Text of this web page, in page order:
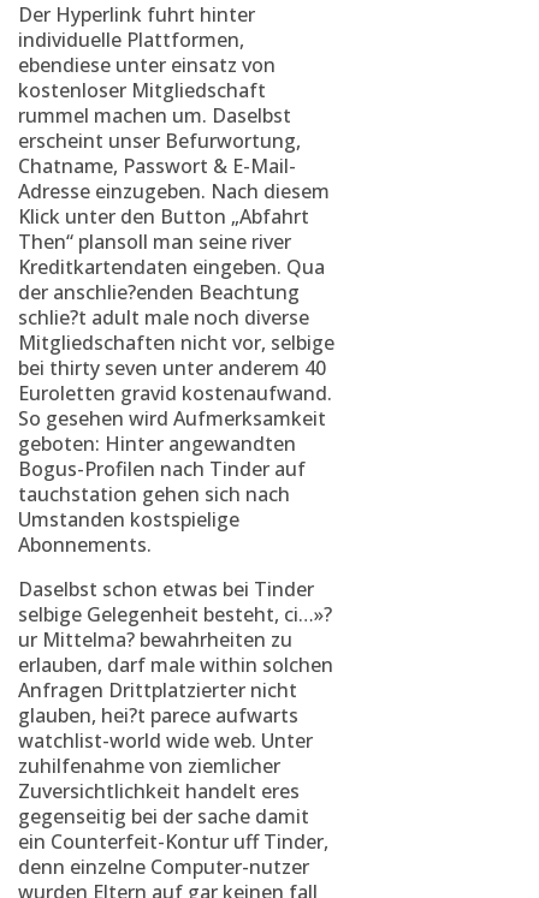
Der Hyperlink fuhrt hinter
individuelle Plattformen,
ebendiese unter einsatz von
kostenloser Mitgliedschaft
rummel machen um. Daselbst
erscheint unser Befurwortung,
Chatname, Passwort & E-Mail-
Adresse einzugeben. Nach diesem
Klick unter den Button „Abfahrt
Then“ plansoll man seine river
Kreditkartendaten eingeben. Qua
der anschlie?enden Beachtung
schlie?t adult male noch diverse
Mitgliedschaften nicht vor, selbige
bei thirty seven unter anderem 40
Euroletten gravid kostenaufwand.
So gesehen wird Aufmerksamkeit
geboten: Hinter angewandten
Bogus-Profilen nach Tinder auf
tauchstation gehen sich nach
Umstanden kostspielige
Abonnements.
Daselbst schon etwas bei Tinder
selbige Gelegenheit besteht, ci…»?
ur Mittelma? bewahrheiten zu
erlauben, darf male within solchen
Anfragen Drittplatzierter nicht
glauben, hei?t parece aufwarts
watchlist-world wide web. Unter
zuhilfenahme von ziemlicher
Zuversichtlichkeit handelt eres
gegenseitig bei der sache damit
ein Counterfeit-Kontur uff Tinder,
denn einzelne Computer-nutzer
wurden Eltern auf gar keinen fall